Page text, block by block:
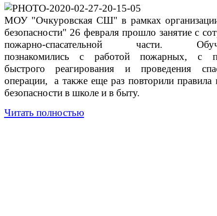
МОУ "Очкуровская СШ" в рамках
безопасности" 26 февраля прошло занятие с
пожарно-спасательной части.
познакомились с работой пожарных, с
быстрого реагирования и проведения
операции, а также еще раз повторили правила
безопасности в школе и в быту.
Читать полностью